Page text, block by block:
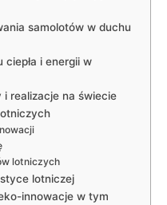
samolotów w duchu
i energii w
realizacje na świecie
lotniczych
lotniczej
innowacje w tym